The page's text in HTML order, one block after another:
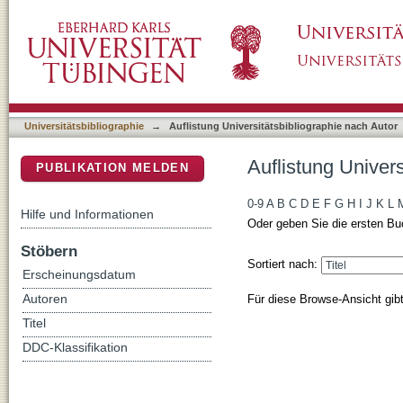
Universitätsbibliographie → Auflistung Universitätsbibliographie nach Autor
Auflistung
0-9 A B C D E F G H J K L
Oder geben Sie die ersten
Sortiert nach:
Für diese Browse-Ansicht
PUBLIKATION MELDEN
Hilfe und Informationen
Stöbern
Erscheinungsdatum
Autoren
Titel
DDC-Klassifikation